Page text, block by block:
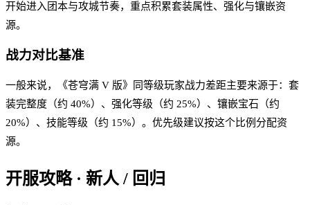
开始进入团本与攻城节奏，重点积累套装属性、强化与镶嵌资
源。
战力对比基准
一般来说，《苍穹满 V 版》同等级玩家战力差距主要来源于：套
装完整度（约 40%）、强化等级（约 25%）、镶嵌宝石（约
20%）、技能等级（约 15%）。优先级建议按这个比例分配资
源。
开服攻略 · 新人 / 回归